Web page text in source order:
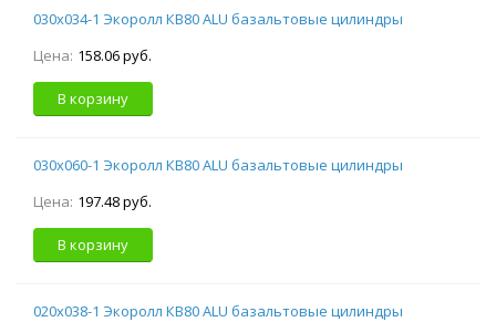
030х034-1 Экоролл КВ80 ALU базальтовые цилиндры
Цена: 158.06 руб.
В корзину
030х060-1 Экоролл КВ80 ALU базальтовые цилиндры
Цена: 197.48 руб.
В корзину
020х038-1 Экоролл КВ80 ALU базальтовые цилиндры